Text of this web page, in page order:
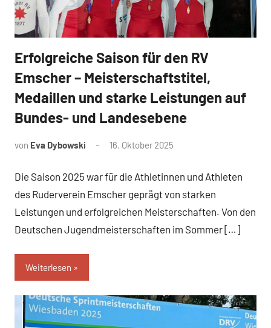
News
Erfolgreiche Saison für den RV
Emscher – Meisterschaftstitel,
Medaillen und starke Leistungen auf
Bundes- und Landesebene
von Eva Dybowski 16. Oktober 2025
Die Saison 2025 war für die Athletinnen und Athleten
des Ruderverein Emscher geprägt von starken
Leistungen und erfolgreichen Meisterschaften. Von den
Deutschen Jugendmeisterschaften im Sommer […]
Weiterlesen